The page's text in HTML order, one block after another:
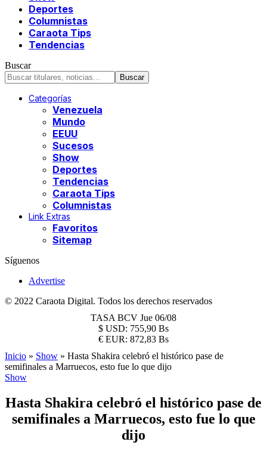
Deportes
Columnistas
Caraota Tips
Tendencias
Buscar
Categorías
Venezuela
Mundo
EEUU
Sucesos
Show
Deportes
Tendencias
Caraota Tips
Columnistas
Link Extras
Favoritos
Sitemap
Síguenos
Advertise
© 2022 Caraota Digital. Todos los derechos reservados
TASA BCV Jue 06/08
$ USD: 755,90 Bs
€ EUR: 872,83 Bs
Inicio » Show » Hasta Shakira celebró el histórico pase de
semifinales a Marruecos, esto fue lo que dijo
Show
Hasta Shakira celebró el histórico pase de
semifinales a Marruecos, esto fue lo que
dijo